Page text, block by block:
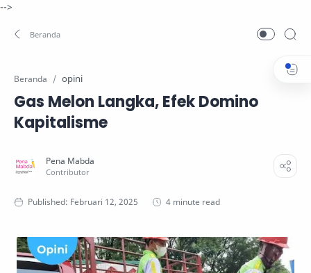
-->
Beranda opini
Gas Melon Langka, Efek Domino
Kapitalisme
4 minute read